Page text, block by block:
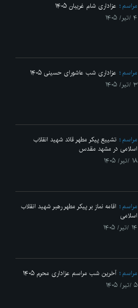
مراسم
عزاداری شام غریبان ۱۴۰۵
۴ /تیر/ ۱۴۰۵
مراسم
عزاداری شب عاشورای حسینی ۱۴۰۵
۳ /تیر/ ۱۴۰۵
مراسم
تشییع پیکر مطهر قائد شهید انقلاب
اسلامی در مشهد مقدس
۱۸ /تیر/ ۱۴۰۵
مراسم
اقامه نماز بر پیکر مطهر رهبر شهید انقلاب
اسلامی
۱۴ /تیر/ ۱۴۰۵
مراسم
آخرین شب مراسم عزاداری محرم ۱۴۰۵
۵ /تیر/ ۱۴۰۵